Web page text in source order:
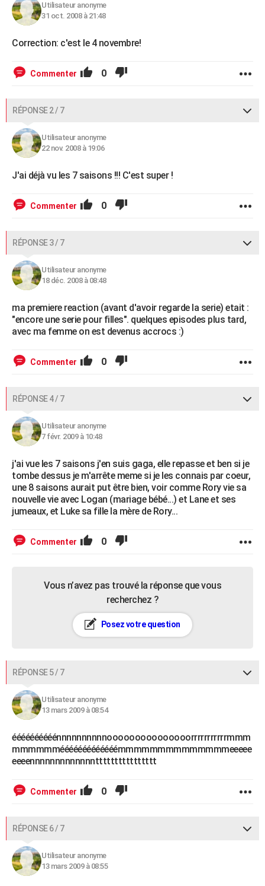
COPAINS D'AVANT
S'inscrire
Se connecter
Lycées
Collèges
Primaires
Universités
Entreprises
Service militaire
Avis de recherche
AVIS DE DÉCÈS
Utilisateur anonyme
31 oct. 2008 à 21:48
Correction: c'est le 4 novembre!
Commenter 0
RÉPONSE 2 / 7
Utilisateur anonyme
22 nov. 2008 à 19:06
J'ai déjà vu les 7 saisons !!! C'est super !
Commenter 0
RÉPONSE 3 / 7
Utilisateur anonyme
18 déc. 2008 à 08:48
ma premiere reaction (avant d'avoir regarde la serie) etait :
"encore une serie pour filles". quelques episodes plus tard,
avec ma femme on est devenus accrocs :)
Commenter 0
RÉPONSE 4 / 7
Utilisateur anonyme
7 févr. 2009 à 10:48
j'ai vue les 7 saisons j'en suis gaga, elle repasse et ben si je
tombe dessus je m'arrête meme si je les connais par coeur,
une 8 saisons aurait put être bien, voir comme Rory vie sa
nouvelle vie avec Logan (mariage bébé...) et Lane et ses
jumeaux, et Luke sa fille la mère de Rory...
Commenter 0
Vous n’avez pas trouvé la réponse que vous
recherchez ?
Posez votre question
RÉPONSE 5 / 7
Utilisateur anonyme
13 mars 2009 à 08:54
éééééééééénnnnnnnnnnooooooooooooooorrrrrrrrrrrmmm
mmmmmmééééééééééééémmmmmmmmmmmmmmeeeee
eeeennnnnnnnnnnnntttttttttttttttt
Commenter 0
RÉPONSE 6 / 7
Utilisateur anonyme
13 mars 2009 à 08:55